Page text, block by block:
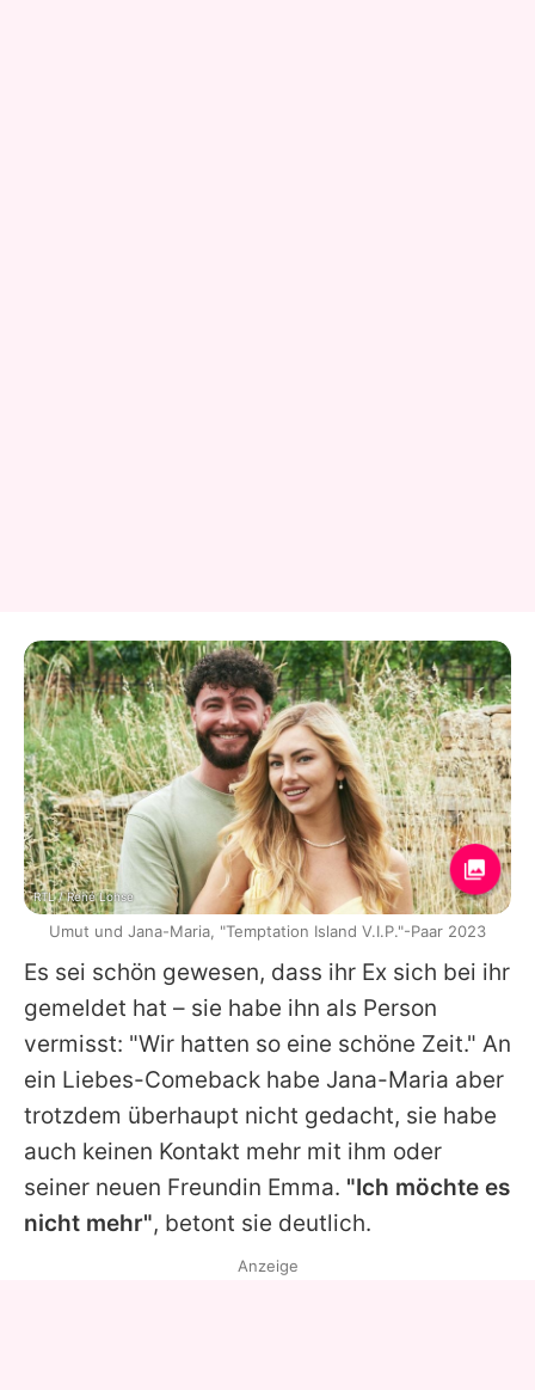
Es sei schön gewesen, dass ihr Ex sich bei ihr
gemeldet hat – sie habe ihn als Person
vermisst: "Wir hatten so eine schöne Zeit." An
ein Liebes-Comeback habe Jana-Maria aber
trotzdem überhaupt nicht gedacht, sie habe
auch keinen Kontakt mehr mit ihm oder
seiner neuen Freundin Emma. "Ich möchte es
nicht mehr", betont sie deutlich.
RTL / René Lohse
Umut und Jana-Maria, "Temptation Island V.I.P."-Paar 2023
Anzeige